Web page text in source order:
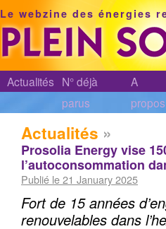
Le webzine des énergies
Actualités N° déjà
parus
A
propos
Actualités »
Prosolia Energy vise
l’autoconsommation
Publié le 21 January 2025
Fort de 15 années
renouvelables dans